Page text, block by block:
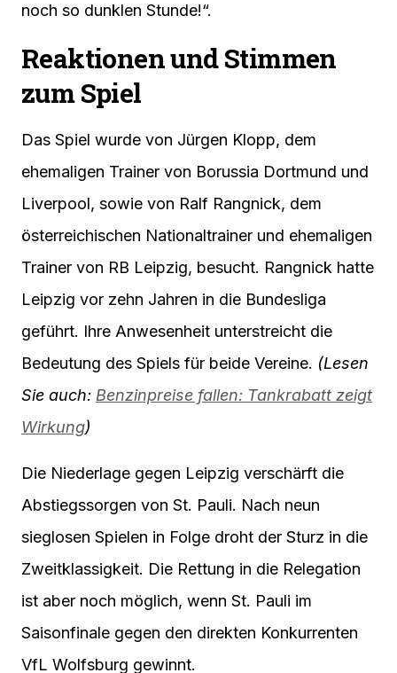
noch so dunklen Stunde!“.
Reaktionen und Stimmen
zum Spiel
Das Spiel wurde von Jürgen Klopp, dem
ehemaligen Trainer von Borussia Dortmund und
Liverpool, sowie von Ralf Rangnick, dem
österreichischen Nationaltrainer und ehemaligen
Trainer von RB Leipzig, besucht. Rangnick hatte
Leipzig vor zehn Jahren in die Bundesliga
geführt. Ihre Anwesenheit unterstreicht die
Bedeutung des Spiels für beide Vereine. (Lesen
Sie auch: Benzinpreise fallen: Tankrabatt zeigt
Wirkung)
Die Niederlage gegen Leipzig verschärft die
Abstiegssorgen von St. Pauli. Nach neun
sieglosen Spielen in Folge droht der Sturz in die
Zweitklassigkeit. Die Rettung in die Relegation
ist aber noch möglich, wenn St. Pauli im
Saisonfinale gegen den direkten Konkurrenten
VfL Wolfsburg gewinnt.